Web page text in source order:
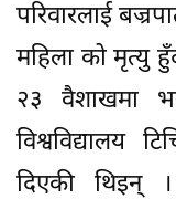
परिवारलाई
महिला को मृत्यु
२३ वैशाखमा
विश्वविद्यालय
दिएकी थिइन्